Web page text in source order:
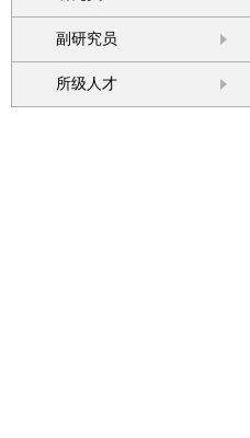
副研究员
所级人才